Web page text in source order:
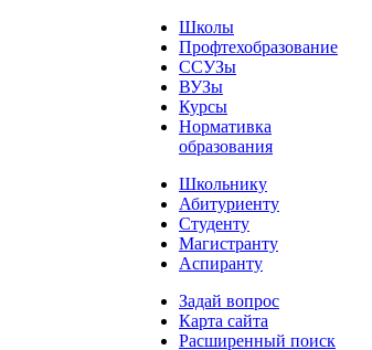
Школы
Профтехобразование
ССУЗы
ВУЗы
Курсы
Нормативка
образования
Школьнику
Абитуриенту
Студенту
Магистранту
Аспиранту
Задай вопрос
Карта сайта
Расширенный поиск